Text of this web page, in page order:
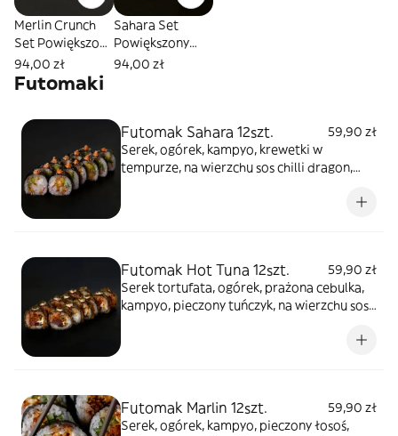
Merlin Crunch
Set Powiększony
24szt.
94,00 zł
Sahara Set
Powiększony
24szt.
94,00 zł
Futomaki
Futomak Sahara 12szt.
59,90 zł
Serek, ogórek, kampyo, krewetki w
tempurze, na wierzchu sos chilli dragon,
Futomak Hot Tuna 12szt.
59,90 zł
Serek tortufata, ogórek, prażona cebulka,
kampyo, pieczony tuńczyk, na wierzchu sos
Futomak Marlin 12szt.
59,90 zł
Serek, ogórek, kampyo, pieczony łosoś,